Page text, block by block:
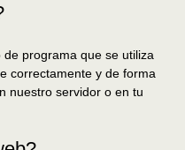
programa que se utiliza
correctamente y de forma
nuestro servidor o en tu